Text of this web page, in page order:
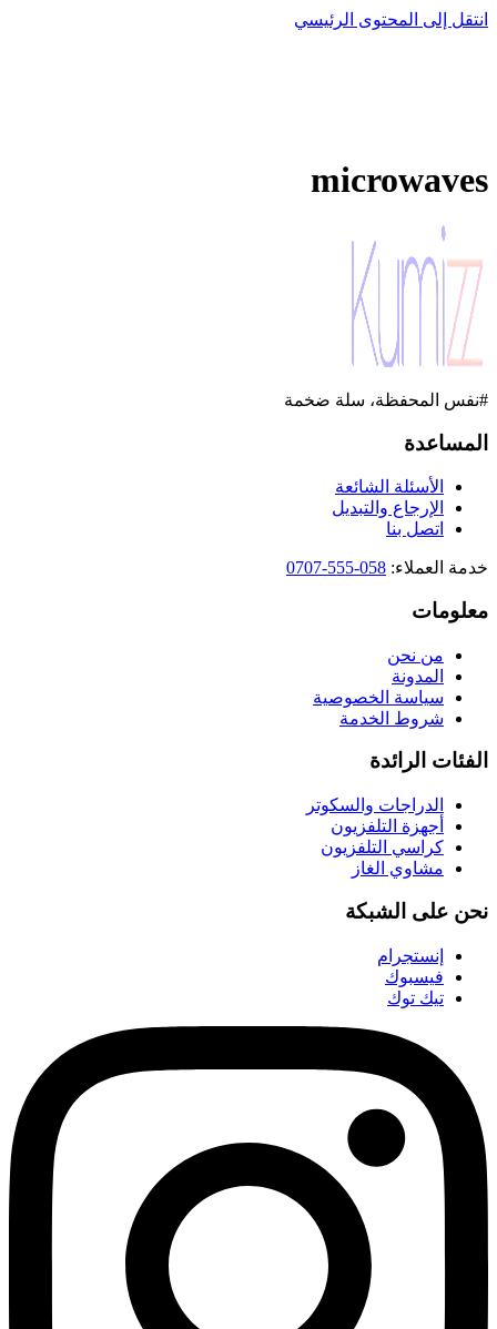
انتقل إلى المحتوى الرئيسي
microwaves
#نفس المحفظة، سلة ضخمة
المساعدة
الأسئلة الشائعة
الإرجاع والتبديل
اتصل بنا
خدمة العملاء:
058-555-0707
معلومات
من نحن
المدونة
سياسة الخصوصية
شروط الخدمة
الفئات الرائدة
الدراجات والسكوتر
أجهزة التلفزيون
كراسي التلفزيون
مشاوي الغاز
نحن على الشبكة
إنستجرام
فيسبوك
تيك توك